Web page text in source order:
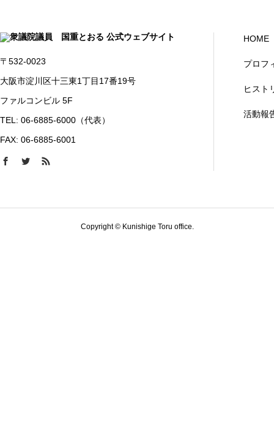
〒532-0023
大阪市淀川区十三東1丁目17番19号
ファルコンビル 5F
TEL: 06-6885-6000（代表）
FAX: 06-6885-6001
HOME
プロフ
ヒスト
活動報
Copyright © Kunishige Toru office.